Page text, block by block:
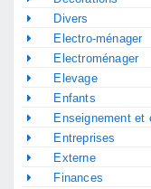
Divers
Electro-ménager
Electroménager
Elevage
Enfants
Enseignement et
Entreprises
Externe
Finances